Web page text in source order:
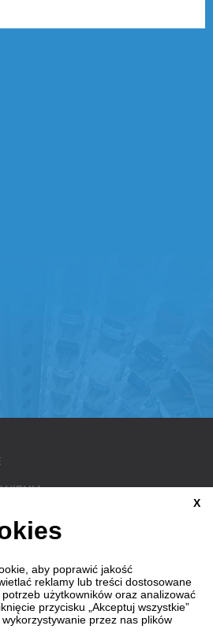
X
aby poprawić jakość
reklamy lub treści dostosowane
użytkowników oraz analizować
przycisku „Akceptuj wszystkie”
przez nas plików